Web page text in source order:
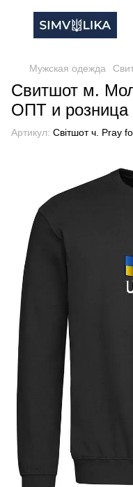
Мужская одежда
Свитшот м.
ОПТ и розница
Артикул: Світшот ч. Pray